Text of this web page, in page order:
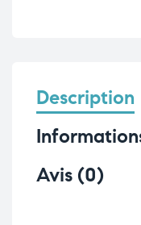
Description
Avis (0)